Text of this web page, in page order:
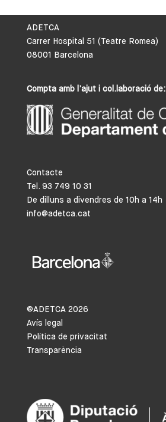
ADETCA
Carrer Hospital 51 (Teatre Romea)
08001 Barcelona
Compta amb l’ajut i col.laboració de:
Contacte
Tel. 93 749 10 31
De dilluns a divendres de 10h a 14h
info@adetca.cat
©ADETCA 2026
Avís legal
Política de privacitat
Transparència